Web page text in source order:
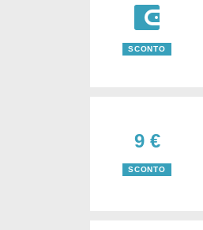
SCONTO
9 €
SCONTO